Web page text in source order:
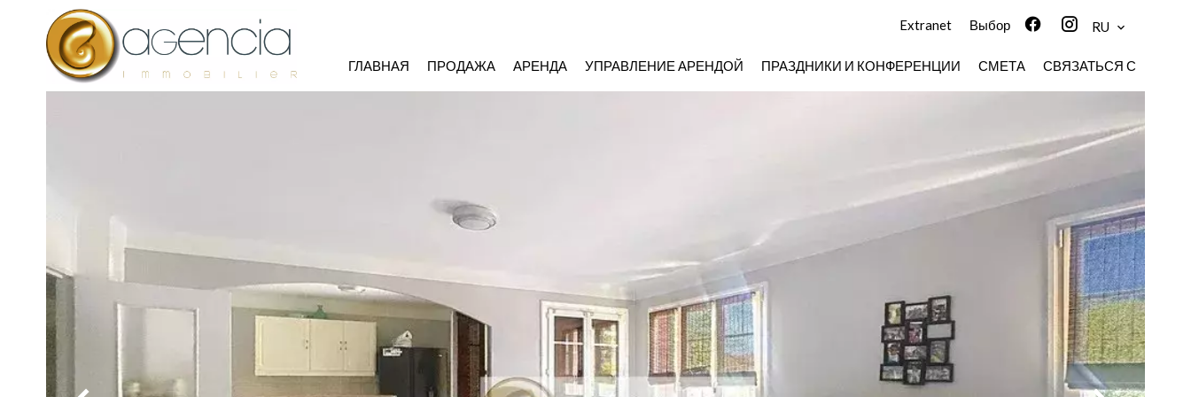
Extranet Выбор RU
ГЛАВНАЯ ПРОДАЖА АРЕНДА УПРАВЛЕНИЕ АРЕНДОЙ ПРАЗДНИКИ И КОНФЕРЕНЦИИ СМЕТА СВЯЗАТЬСЯ С